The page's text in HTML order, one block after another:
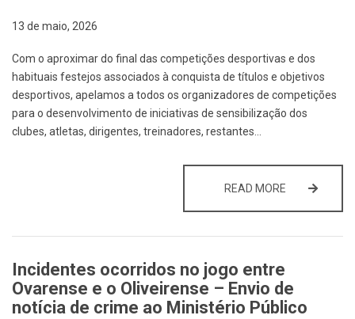
13 de maio, 2026
Com o aproximar do final das competições desportivas e dos
habituais festejos associados à conquista de títulos e objetivos
desportivos, apelamos a todos os organizadores de competições
para o desenvolvimento de iniciativas de sensibilização dos
clubes, atletas, dirigentes, treinadores, restantes…
READ MORE
Incidentes ocorridos no jogo entre
Ovarense e o Oliveirense – Envio de
notícia de crime ao Ministério Público